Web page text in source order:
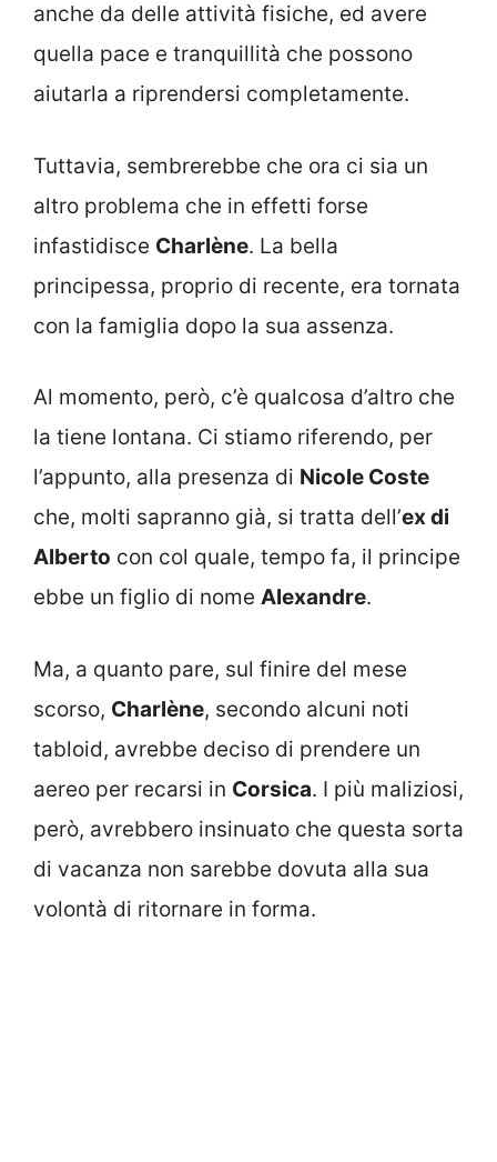
anche da delle attività fisiche, ed avere
quella pace e tranquillità che possono
aiutarla a riprendersi completamente.
Tuttavia, sembrerebbe che ora ci sia un
altro problema che in effetti forse
infastidisce Charlène. La bella
principessa, proprio di recente, era tornata
con la famiglia dopo la sua assenza.
Al momento, però, c’è qualcosa d’altro che
la tiene lontana. Ci stiamo riferendo, per
l’appunto, alla presenza di Nicole Coste
che, molti sapranno già, si tratta dell’ex di
Alberto con col quale, tempo fa, il principe
ebbe un figlio di nome Alexandre.
Ma, a quanto pare, sul finire del mese
scorso, Charlène, secondo alcuni noti
tabloid, avrebbe deciso di prendere un
aereo per recarsi in Corsica. I più maliziosi,
però, avrebbero insinuato che questa sorta
di vacanza non sarebbe dovuta alla sua
volontà di ritornare in forma.